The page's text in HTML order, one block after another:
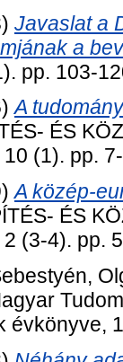
Javaslat a
a
pp. 103-
A
ÉS
(1). pp.
A közép-
ÉS
(3-4). pp.
évkönyve,